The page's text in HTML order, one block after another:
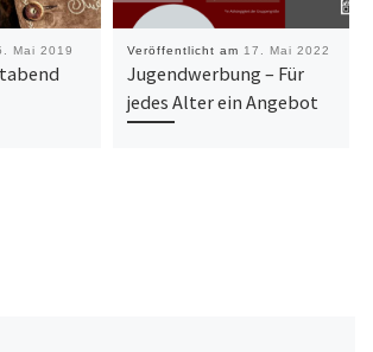
Mai 2019 Veröffentlicht am 17. Mai 2022
Jugendwerbung – Für
jedes Alter ein Angebot